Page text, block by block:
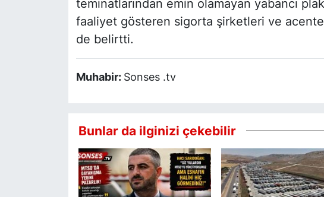
teminatlarından emin olamayan yabancı
faaliyet gösteren sigorta şirketleri ve
de belirtti.
Muhabir: Sonses .tv
Bunlar da ilginizi çekebilir